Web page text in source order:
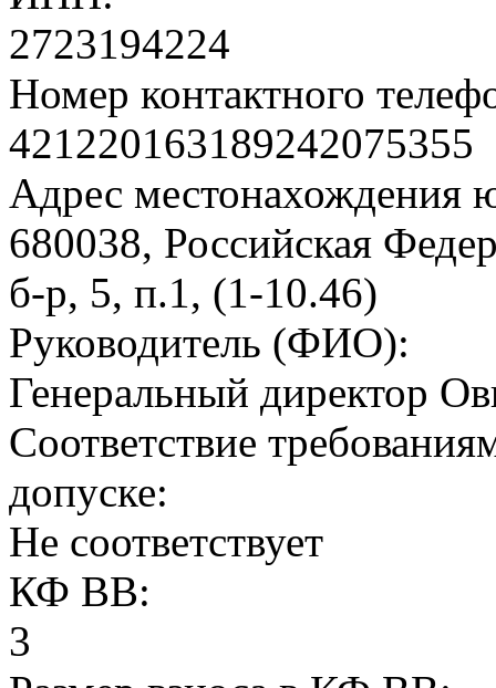
2723194224
Номер контактного
421220163189242075355
Адрес местонахождения
680038, Российская
б-р, 5, п.1, (1-10.46)
Руководитель (ФИО):
Генеральный директор
Соответствие
допуске:
Не соответствует
КФ ВВ:
3